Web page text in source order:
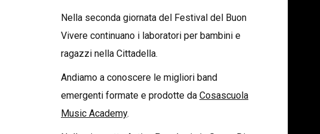
Nella seconda giornata del Festival del Buon
Vivere continuano i laboratori per bambini e
ragazzi nella Cittadella.
Andiamo a conoscere le migliori band
emergenti formate e prodotte da Cosascuola
Music Academy.